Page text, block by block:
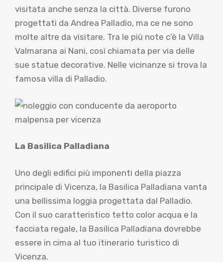
visitata anche senza la città. Diverse furono
progettati da Andrea Palladio, ma ce ne sono
molte altre da visitare. Tra le più note c’è la Villa
Valmarana ai Nani, così chiamata per via delle
sue statue decorative. Nelle vicinanze si trova la
famosa villa di Palladio.
La Basilica Palladiana
Uno degli edifici più imponenti della piazza
principale di Vicenza, la Basilica Palladiana vanta
una bellissima loggia progettata dal Palladio.
Con il suo caratteristico tetto color acqua e la
facciata regale, la Basilica Palladiana dovrebbe
essere in cima al tuo itinerario turistico di
Vicenza.